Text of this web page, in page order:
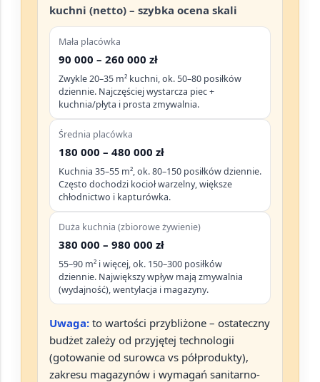
kuchni (netto) – szybka ocena skali
Mała placówka
90 000 – 260 000 zł
Zwykle 20–35 m² kuchni, ok. 50–80 posiłków
dziennie. Najczęściej wystarcza piec +
kuchnia/płyta i prosta zmywalnia.
Średnia placówka
180 000 – 480 000 zł
Kuchnia 35–55 m², ok. 80–150 posiłków dziennie.
Często dochodzi kocioł warzelny, większe
chłodnictwo i kapturówka.
Duża kuchnia (zbiorowe żywienie)
380 000 – 980 000 zł
55–90 m² i więcej, ok. 150–300 posiłków
dziennie. Największy wpływ mają zmywalnia
(wydajność), wentylacja i magazyny.
Uwaga: to wartości przybliżone – ostateczny
budżet zależy od przyjętej technologii
(gotowanie od surowca vs półprodukty),
zakresu magazynów i wymagań sanitarno-